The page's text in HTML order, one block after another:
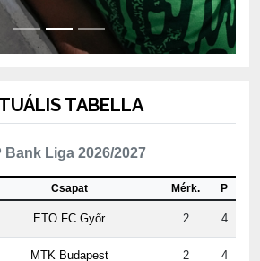
TABELLA
Bank Liga 2026/2027
Csapat Mérk. P
ETO FC Győr 2 4
MTK Budapest 2 4